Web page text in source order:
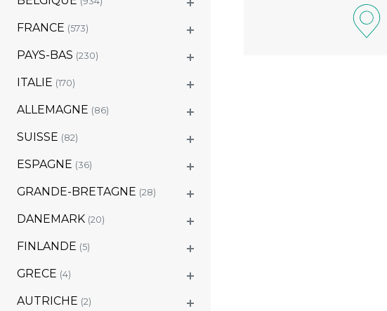
FRANCE (573)
PAYS-BAS (230)
ITALIE (170)
ALLEMAGNE (86)
SUISSE (82)
ESPAGNE (36)
GRANDE-BRETAGNE (28)
DANEMARK (20)
FINLANDE (5)
GRECE (4)
AUTRICHE (2)